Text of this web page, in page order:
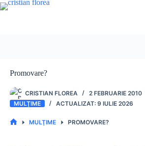
Sari
la
Promovare?
CRISTIAN FLOREA
2 FEBRUARIE 2010
MULŢIME
9 IULIE 2026
MULŢIME PROMOVARE?